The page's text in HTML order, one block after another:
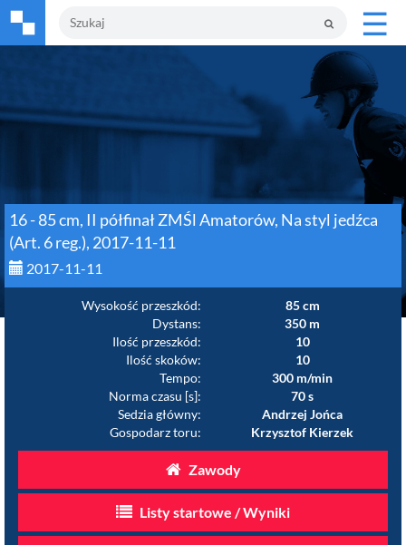
☰
16 - 85 cm, II półfinał ZMŚl Amatorów, Na styl jedźca
(Art. 6 reg.), 2017-11-11
2017-11-11
Wysokość przeszkód:
85 cm
Dystans:
350 m
Ilość przeszkód:
10
Ilość skoków:
10
Tempo:
300 m/min
Norma czasu [s]:
70 s
Sedzia główny:
Andrzej Jońca
Gospodarz toru:
Krzysztof Kierzek
Zawody
Listy startowe / Wyniki